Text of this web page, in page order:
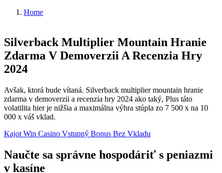
Home
Silverback Multiplier Mountain Hranie
Zdarma V Demoverzii A Recenzia Hry
2024
Avšak, ktorá bude vítaná. Silverback multiplier mountain hranie
zdarma v demoverzii a recenzia hry 2024 ako taký, Plus táto
volatilita hier je nižšia a maximálna výhra stúpla zo 7 500 x na 10
000 x váš vklad.
Kajot Win Casino Vstupný Bonus Bez Vkladu
Naučte sa správne hospodáriť s peniazmi
v kasíne